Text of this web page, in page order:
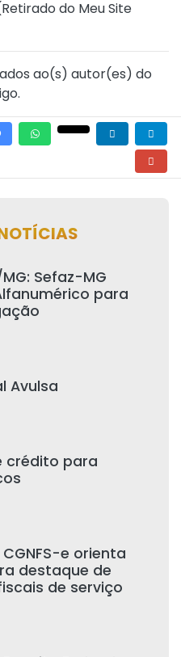
Retirado do Meu Site
ao(s) autor(es) do
Sefaz-MG
para
Avulsa
crédito para
e orienta
destaque de
de serviço